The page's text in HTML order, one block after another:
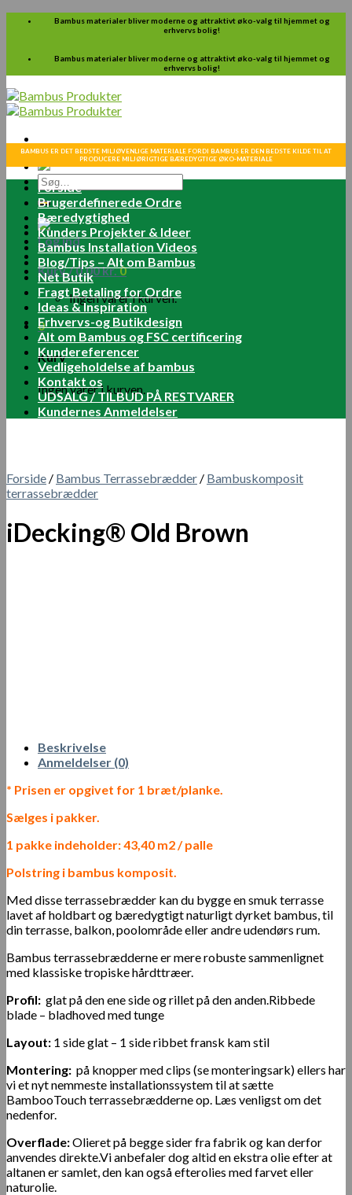
Skip
Bambus materialer bliver moderne og attraktivt øko-valg til hjemmet og
erhvervs bolig!
Bambus materialer bliver moderne og attraktivt øko-valg til hjemmet og
erhvervs bolig!
Søg
efter:
Log ind
Kurv /0.00kr.0
Ingen varer i kurven.
0
Kurv
Ingen varer i kurven.
BAMBUS ER DET BEDSTE MILJØVENLIGE MATERIALE FORDI BAMBUS ER DEN BEDSTE KILDE TIL AT
PRODUCERE MILJØRIGTIGE BÆREDYGTIGE ØKO-MATERIALE
Forside
Brugerdefinerede Ordre
Bæredygtighed
Kunders Projekter & Ideer
Bambus Installation Videos
Blog/Tips – Alt om Bambus
Net Butik
Fragt Betaling for Ordre
Ideas & Inspiration
Erhvervs-og Butikdesign
Alt om Bambus og FSC certificering
Kundereferencer
Vedligeholdelse af bambus
Kontakt os
UDSALG / TILBUD PÅ RESTVARER
Kundernes Anmeldelser
Forside / Bambus Terrassebrædder / Bambuskomposit
terrassebrædder
iDecking® Old Brown
Beskrivelse
Anmeldelser (0)
* Prisen er opgivet for 1 bræt/planke.
Sælges i pakker.
1 pakke indeholder: 43,40 m2 / palle
Polstring i bambus komposit.
Med disse terrassebrædder kan du bygge en smuk terrasse
lavet af holdbart og bæredygtigt naturligt dyrket bambus, til
din terrasse, balkon, poolområde eller andre udendørs rum.
Bambus terrassebrædderne er mere robuste sammenlignet
med klassiske tropiske hårdttræer.
Profil: glat på den ene side og rillet på den anden.Ribbede
blade – bladhoved med tunge
Layout: 1 side glat – 1 side ribbet fransk kam stil
Montering: på knopper med clips (se monteringsark) ellers har
vi et nyt nemmeste installationssystem til at sætte
BambooTouch terrassebrædderne op. Læs venligst om det
nedenfor.
Overflade:Olieret på begge sider fra fabrik og kan derfor
anvendes direkte.Vi anbefaler dog altid en ekstra olie efter at
altanen er samlet, den kan også efterolies med farvet eller
naturolie.